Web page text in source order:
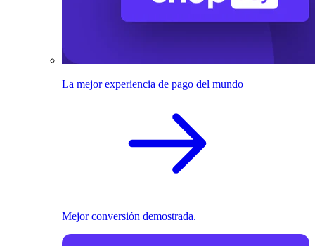
La mejor experiencia de pago del mundo
Mejor conversión demostrada.